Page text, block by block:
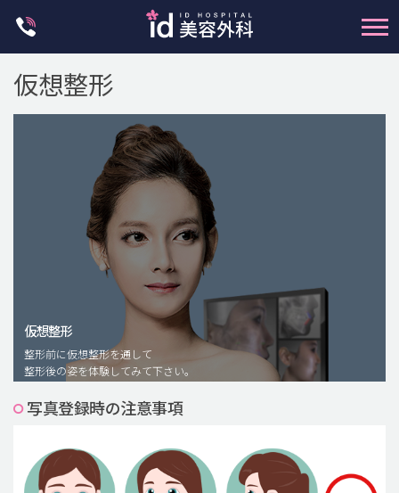
脂肪注入(アンチエイジング)
豊胸手術・バストアップ
プチ整形
メンズ整形
仮想整形
仮想整形
整形前に仮想整形を通して
整形後の姿を体験してみて下さい。
写真登録時の注意事項